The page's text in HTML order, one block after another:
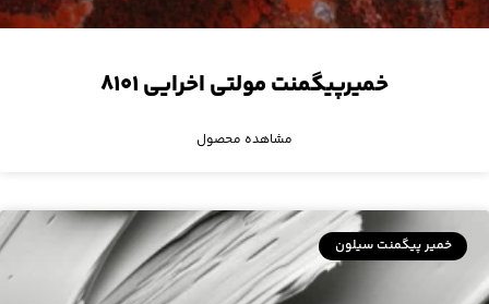
خمیرپیگمنت مولتی اخرایی ۸۱۰۱
مشاهده محصول
خمیر پیگمنت سیلون